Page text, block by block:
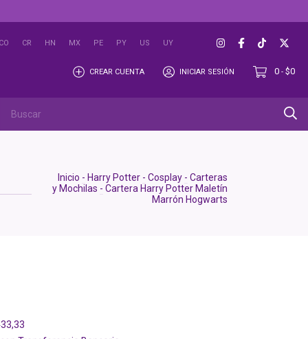
CO CR HN MX PE PY US UY
CREAR CUENTA INICIAR SESIÓN 0 - $0
Inicio - Harry Potter - Cosplay - Carteras
y Mochilas - Cartera Harry Potter Maletín
Marrón Hogwarts